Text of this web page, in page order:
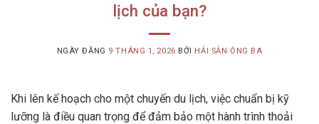
lịch của bạn?
NGÀY ĐĂNG 9 THÁNG 1, 2026 BỞI HẢI SẢN ÔNG BA
Khi lên kế hoạch cho một chuyến du lịch, việc chuẩn bị kỹ
lưỡng là điều quan trọng để đảm bảo một hành trình thoải